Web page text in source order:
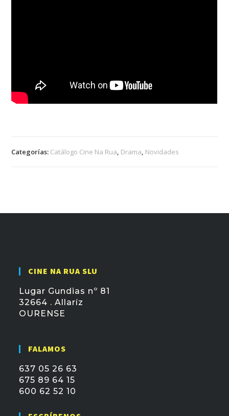
Categorías: Catálogo Cine Na Rua, Drama, Novidades
CINE NA RUA SLU
Lugar Gundias nº 81
32664 . Allaríz
OURENSE
FALAMOS
637 05 26 63
675 89 64 15
600 62 52 10